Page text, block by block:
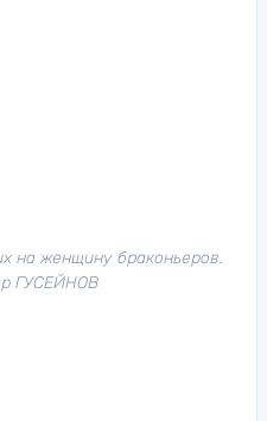
на женщину браконьеров.
ГУСЕЙНОВ